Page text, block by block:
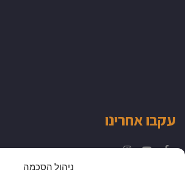
ניהול הסכמה
עקבו אחרינו